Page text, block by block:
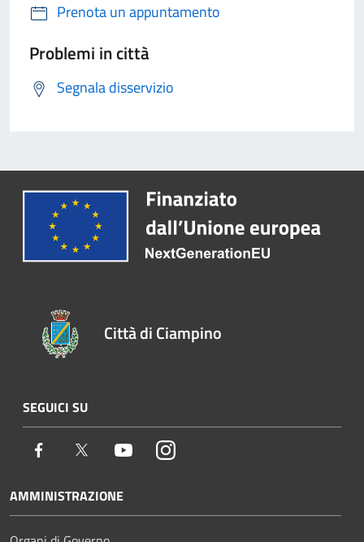
Prenota un appuntamento
Problemi in città
Segnala disservizio
Città di Ciampino
SEGUICI SU
Facebook Twitter YoutubeInstagram
AMMINISTRAZIONE